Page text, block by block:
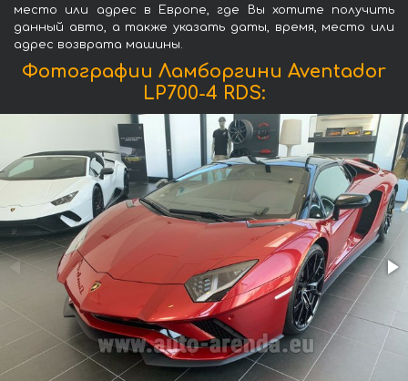
место или адрес в Европе, где Вы хотите получить
данный авто, а также указать даты, время, место или
адрес возврата машины.
Фотографии Ламборгини Aventador
LP700-4 RDS: